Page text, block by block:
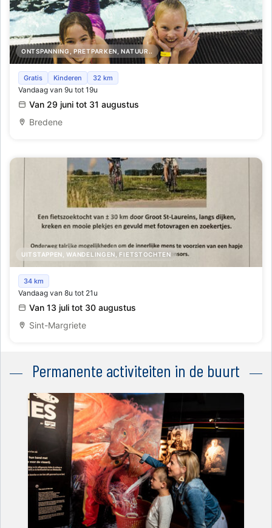
ONTSPANNING, PRETPARKEN, NATUUR..
Lago Large tijdens de zomervakantie
Gratis Kinderen 32 km
Vandaag van 9u tot 19u
Van 29 juni tot 31 augustus
Bredene
UITSTAPPEN, WANDELINGEN, FIETSTOCHTEN
47e familiale Fietszoektocht Feestcomité
34 km
Vandaag van 8u tot 21u
Van 13 juli tot 30 augustus
Sint-Margriete
Permanente activiteiten in de buurt